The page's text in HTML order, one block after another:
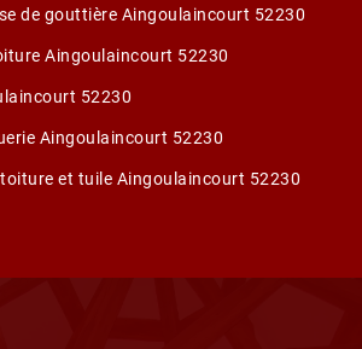
de gouttière Aingoulaincourt 52230
Aingoulaincourt 52230
52230
Aingoulaincourt 52230
et tuile Aingoulaincourt 52230